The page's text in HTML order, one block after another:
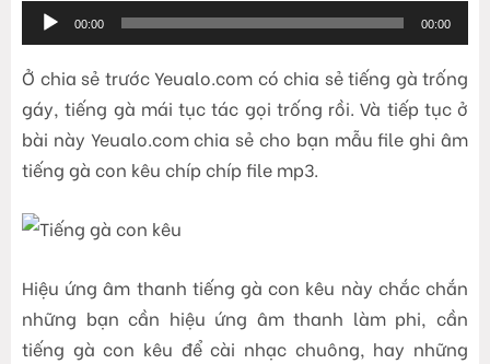
Trình
phát
âm
thanh
00:00 00:00
Ở chia sẻ trước Yeualo.com có chia sẻ tiếng gà trống
gáy, tiếng gà mái tục tác gọi trống rồi. Và tiếp tục ở
bài này Yeualo.com chia sẻ cho bạn mẫu file ghi âm
tiếng gà con kêu chíp chíp file mp3.
Hiệu ứng âm thanh tiếng gà con kêu này chắc chắn
những bạn cần hiệu ứng âm thanh làm phi, cần
tiếng gà con kêu để cài nhạc chuông, hay những